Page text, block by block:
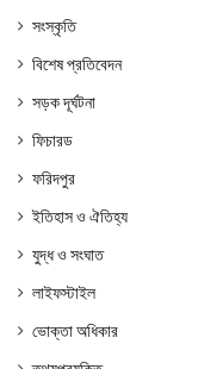
সংস্কৃতি
বিশেষ প্রতিবেদন
সড়ক দূর্ঘটনা
ফিচারড
ফরিদপুর
ইতিহাস ও ঐতিহ্য
যুদ্ধ ও সংঘাত
লাইফস্টাইল
ভোক্তা অধিকার